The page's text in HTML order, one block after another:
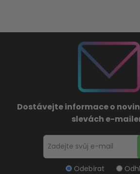
Dostávejte informace o
slevách e-
Odebírat